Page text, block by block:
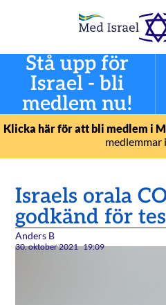
Stå upp för
Israel - bli
medlem nu!
Klicka här för att bli medlem i
medlemmar
Israels orala
godkänd för
Anders B
30. oktober 2021 19:09